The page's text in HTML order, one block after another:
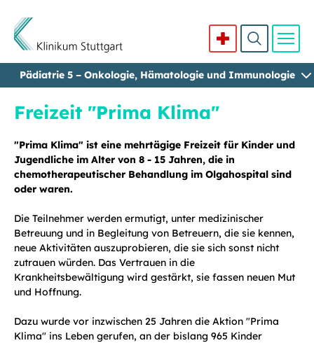
Direkt zum Inhalt
Pädiatrie 5 – Onkologie, Hämatologie und Immunologie
Freizeit "Prima Klima"
"Prima Klima" ist eine mehrtägige Freizeit für Kinder und
Jugendliche im Alter von 8 - 15 Jahren, die in
chemotherapeutischer Behandlung im Olgahospital sind
oder waren.
Die Teilnehmer werden ermutigt, unter medizinischer
Betreuung und in Begleitung von Betreuern, die sie kennen,
neue Aktivitäten auszuprobieren, die sie sich sonst nicht
zutrauen würden. Das Vertrauen in die
Krankheitsbewältigung wird gestärkt, sie fassen neuen Mut
und Hoffnung.
Dazu wurde vor inzwischen 25 Jahren die Aktion "Prima
Klima" ins Leben gerufen, an der bislang 965 Kinder